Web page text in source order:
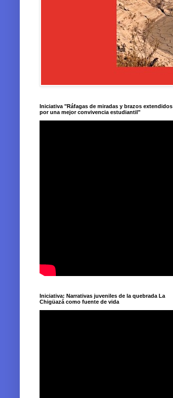
Iniciativa "Ráfagas de miradas y brazos extendidos
por una mejor convivencia estudiantil"
Iniciativa: Narrativas juveniles de la quebrada La
Chigüazá como fuente de vida